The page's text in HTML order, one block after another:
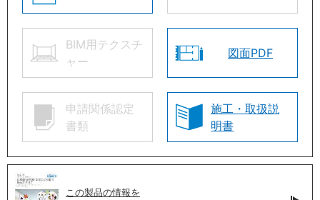
BIM用テクスチ
ャー
図面PDF
申請関係認定
書類
施工・取扱説
明書
この製品の情報を